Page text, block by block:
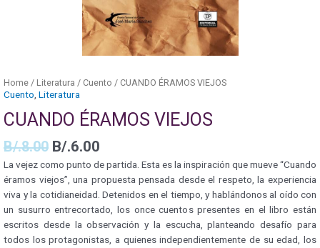
Home / Literatura / Cuento / CUANDO ÉRAMOS VIEJOS
Cuento Literatura
CUANDO ÉRAMOS VIEJOS
B/.8.00 B/.6.00
La vejez como punto de partida. Esta es la inspiración que mueve “Cuando
éramos viejos”, una propuesta pensada desde el respeto, la experiencia
viva y la cotidianeidad. Detenidos en el tiempo, y hablándonos al oído con
un susurro entrecortado, los once cuentos presentes en el libro están
escritos desde la observación y la escucha, planteando desafío para
todos los protagonistas, a quienes independientemente de su edad, los